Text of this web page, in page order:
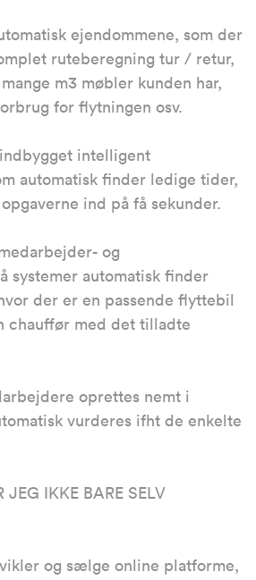
ejendommene, som der
ruteberegning tur / retur,
m3 møbler kunden har,
for flytningen osv.
intelligent
automatisk finder ledige tider,
ind på få sekunder.
og
systemer automatisk finder
der er en passende flyttebil
chauffør med det tilladte
oprettes nemt i
vurderes ifht de enkelte
JEG IKKE BARE SELV
og sælge online platforme,